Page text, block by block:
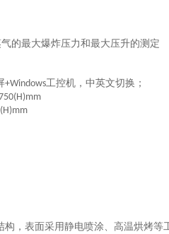
的最大爆炸压力和最大压升的测定
+Windows工控机，中英文切换；
构，表面采用静电喷涂、高温烘烤